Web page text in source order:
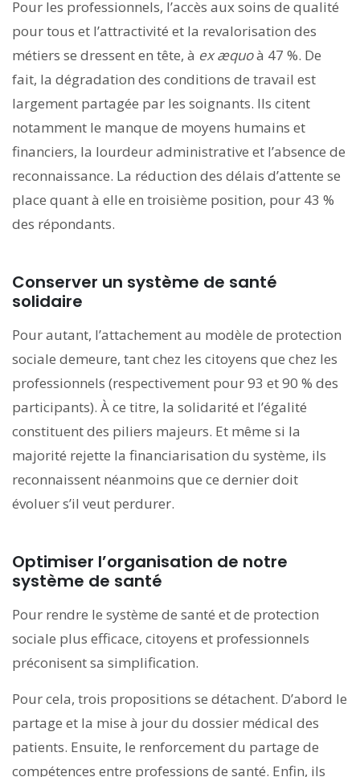
Pour les professionnels, l’accès aux soins de qualité
pour tous et l’attractivité et la revalorisation des
métiers se dressent en tête, à ex æquoà 47 %. De
fait, la dégradation des conditions de travail est
largement partagée par les soignants. Ils citent
notamment le manque de moyens humains et
financiers, la lourdeur administrative et l’absence de
reconnaissance. La réduction des délais d’attente se
place quant à elle en troisième position, pour 43 %
des répondants.
Conserver un système de santé
solidaire
Pour autant, l’attachement au modèle de protection
sociale demeure, tant chez les citoyens que chez les
professionnels (respectivement pour 93 et 90 % des
participants). À ce titre, la solidarité et l’égalité
constituent des piliers majeurs. Et même si la
majorité rejette la financiarisation du système, ils
reconnaissent néanmoins que ce dernier doit
évoluer s’il veut perdurer.
Optimiser l’organisation de notre
système de santé
Pour rendre le système de santé et de protection
sociale plus efficace, citoyens et professionnels
préconisent sa simplification.
Pour cela, trois propositions se détachent. D’abord le
partage et la mise à jour du dossier médical des
patients. Ensuite, le renforcement du partage de
compétences entre professions de santé. Enfin, ils